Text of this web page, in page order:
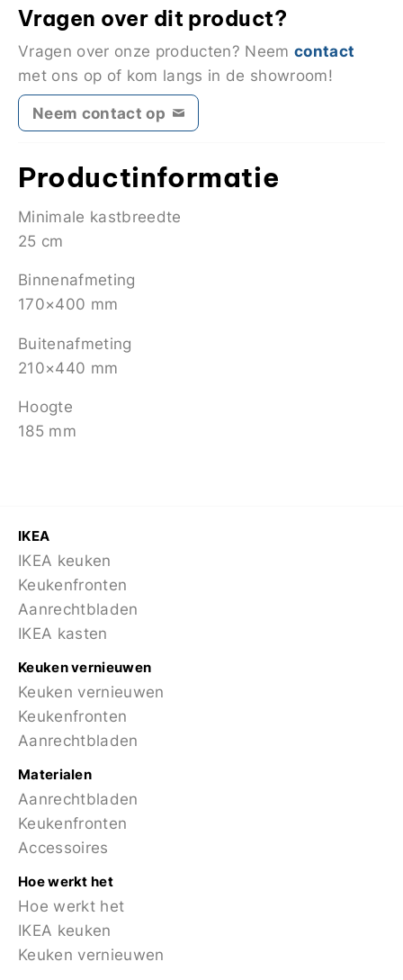
Vragen over dit product?
Vragen over onze producten? Neem contact
met ons op of kom langs in de showroom!
Neem contact op
Productinformatie
Minimale kastbreedte
25 cm
Binnenafmeting
170×400 mm
Buitenafmeting
210×440 mm
Hoogte
185 mm
IKEA
IKEA keuken
Keukenfronten
Aanrechtbladen
IKEA kasten
Keuken vernieuwen
Keuken vernieuwen
Keukenfronten
Aanrechtbladen
Materialen
Aanrechtbladen
Keukenfronten
Accessoires
Hoe werkt het
Hoe werkt het
IKEA keuken
Keuken vernieuwen